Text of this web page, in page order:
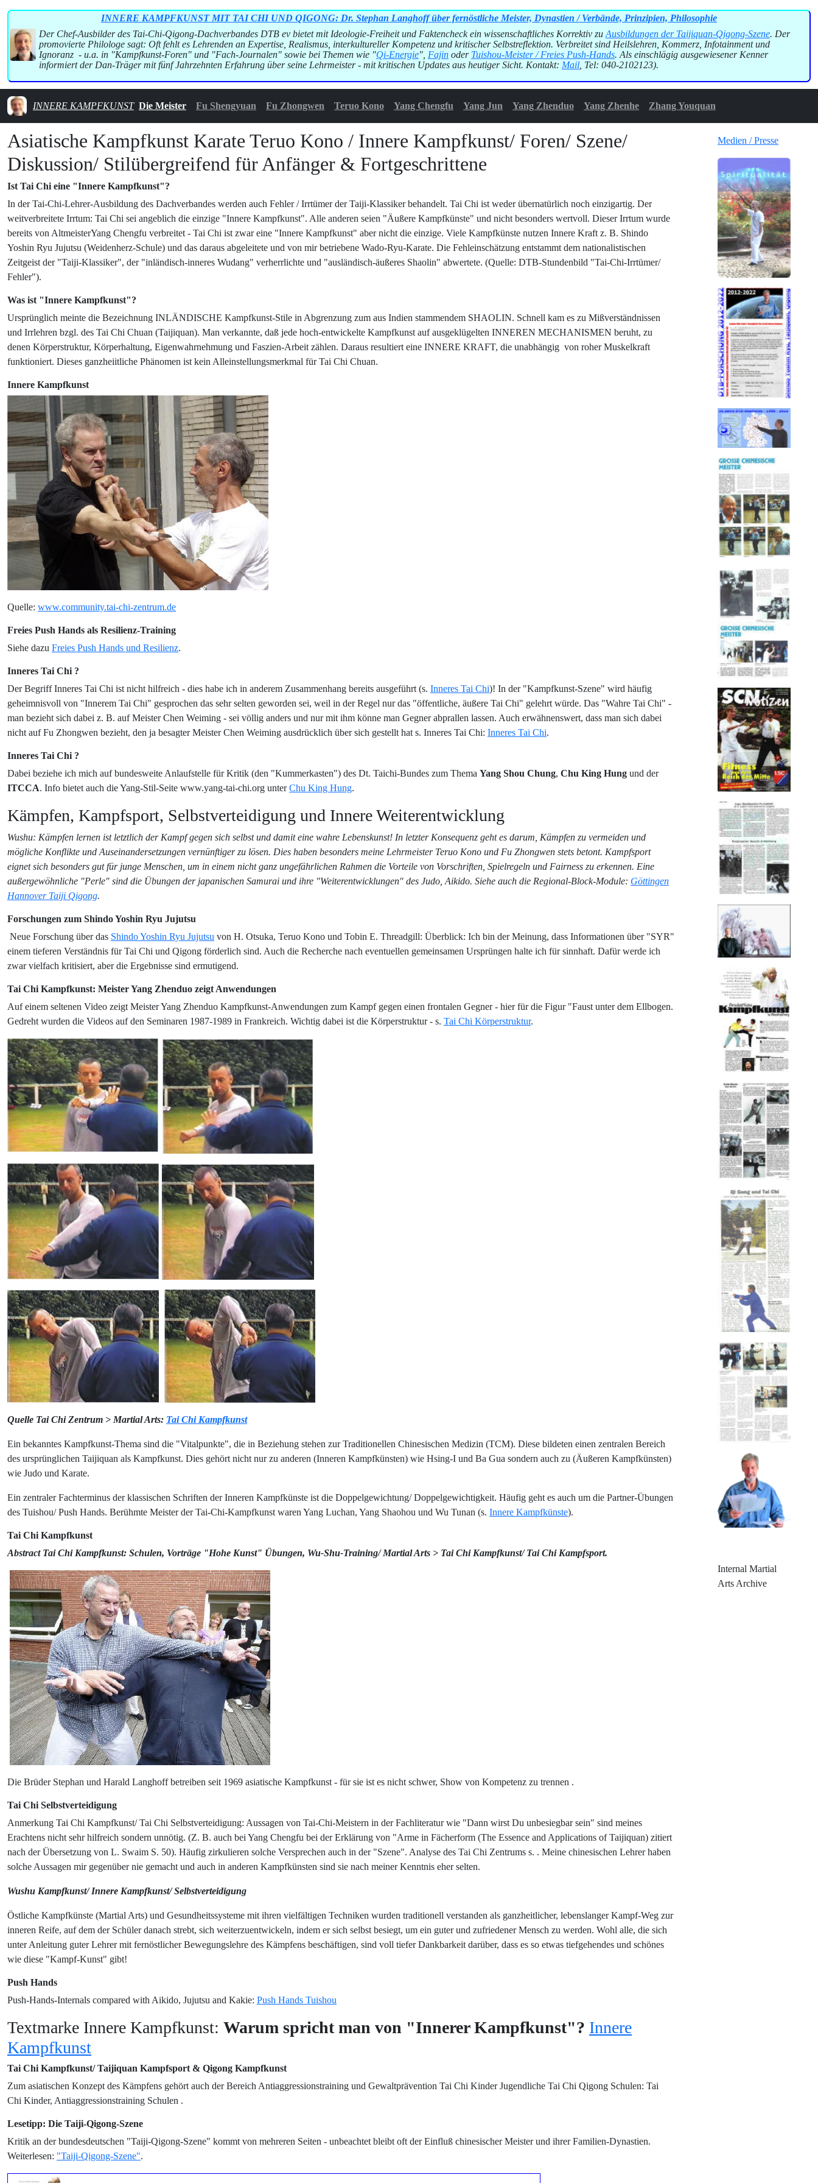
INNERE KAMPFKUNST MIT TAI CHI UND QIGONG: Dr. Stephan Langhoff über fernöstliche Meister, Dynastien / Verbände, Prinzipien, Philosophie
Der Chef-Ausbilder des Tai-Chi-Qigong-Dachverbandes DTB ev bietet mit Ideologie-Freiheit und Faktencheck ein wissenschaftliches Korrektiv zu Ausbildungen der Taijiquan-Qigong-Szene. Der
promovierte Philologe sagt: Oft fehlt es Lehrenden an Expertise, Realismus, interkultureller Kompetenz und kritischer Selbstreflektion. Verbreitet sind Heilslehren, Kommerz, Infotainment und
Ignoranz - u.a. in "Kampfkunst-Foren" und "Fach-Journalen" sowie bei Themen wie "Qi-Energie", Fajin oder Tuishou-Meister / Freies Push-Hands. Als einschlägig ausgewiesener Kenner
informiert der Dan-Träger mit fünf Jahrzehnten Erfahrung über seine Lehrmeister - mit kritischen Updates aus heutiger Sicht. Kontakt: Mail , Tel: 040-2102123).
INNERE KAMPFKUNST Die Meister Fu Shengyuan Fu Zhongwen Teruo Kono Yang Chengfu Yang Jun Yang Zhenduo Yang Zhenhe Zhang Youquan
Asiatische Kampfkunst Karate Teruo Kono / Innere Kampfkunst/ Foren/ Szene/
Diskussion/ Stilübergreifend für Anfänger & Fortgeschrittene
Ist Tai Chi eine "Innere Kampfkunst"?
In der Tai-Chi-Lehrer-Ausbildung des Dachverbandes werden auch Fehler / Irrtümer der Taiji-Klassiker behandelt. Tai Chi ist weder übernatürlich noch einzigartig. Der
weitverbreitete Irrtum: Tai Chi sei angeblich die einzige "Innere Kampfkunst". Alle anderen seien "Äußere Kampfkünste" und nicht besonders wertvoll. Dieser Irrtum wurde
bereits von AltmeisterYang Chengfu verbreitet - Tai Chi ist zwar eine "Innere Kampfkunst" aber nicht die einzige. Viele Kampfkünste nutzen Innere Kraft z. B. Shindo
Yoshin Ryu Jujutsu (Weidenherz-Schule) und das daraus abgeleitete und von mir betriebene Wado-Ryu-Karate. Die Fehleinschätzung entstammt dem nationalistischen
Zeitgeist der "Taiji-Klassiker", der "inländisch-inneres Wudang" verherrlichte und "ausländisch-äußeres Shaolin" abwertete. (Quelle: DTB-Stundenbild "Tai-Chi-Irrtümer/
Fehler").
Was ist "Innere Kampfkunst"?
Ursprünglich meinte die Bezeichnung INLÄNDISCHE Kampfkunst-Stile in Abgrenzung zum aus Indien stammendem SHAOLIN. Schnell kam es zu Mißverständnissen
und Irrlehren bzgl. des Tai Chi Chuan (Taijiquan). Man verkannte, daß jede hoch-entwickelte Kampfkunst auf ausgeklügelten INNEREN MECHANISMEN beruht, zu
denen Körperstruktur, Körperhaltung, Eigenwahrnehmung und Faszien-Arbeit zählen. Daraus resultiert eine INNERE KRAFT, die unabhängig von roher Muskelkraft
funktioniert. Dieses ganzheiitliche Phänomen ist kein Alleinstellungsmerkmal für Tai Chi Chuan.
Innere Kampfkunst
Quelle: www.community.tai-chi-zentrum.de
Freies Push Hands als Resilienz-Training
Siehe dazu Freies Push Hands und Resilienz.
Inneres Tai Chi ?
Der Begriff Inneres Tai Chi ist nicht hilfreich - dies habe ich in anderem Zusammenhang bereits ausgeführt (s. Inneres Tai Chi)! In der "Kampfkunst-Szene" wird häufig
geheimnisvoll von "Innerem Tai Chi" gesprochen das sehr selten geworden sei, weil in der Regel nur das "öffentliche, äußere Tai Chi" gelehrt würde. Das "Wahre Tai Chi" -
man bezieht sich dabei z. B. auf Meister Chen Weiming - sei völlig anders und nur mit ihm könne man Gegner abprallen lassen. Auch erwähnenswert, dass man sich dabei
nicht auf Fu Zhongwen bezieht, den ja besagter Meister Chen Weiming ausdrücklich über sich gestellt hat s. Inneres Tai Chi: Inneres Tai Chi.
Inneres Tai Chi ?
Dabei beziehe ich mich auf bundesweite Anlaufstelle für Kritik (den "Kummerkasten") des Dt. Taichi-Bundes zum Thema Yang Shou Chung, Chu King Hung und der
ITCCA. Info bietet auch die Yang-Stil-Seite www.yang-tai-chi.org unterChu King Hung.
Kämpfen, Kampfsport, Selbstverteidigung und Innere Weiterentwicklung
Wushu: Kämpfen lernen ist letztlich der Kampf gegen sich selbst und damit eine wahre Lebenskunst! In letzter Konsequenz geht es darum, Kämpfen zu vermeiden und
mögliche Konflikte und Auseinandersetzungen vernünftiger zu lösen. Dies haben besonders meine Lehrmeister Teruo Kono und Fu Zhongwen stets betont. Kampfsport
eignet sich besonders gut für junge Menschen, um in einem nicht ganz ungefährlichen Rahmen die Vorteile von Vorschriften, Spielregeln und Fairness zu erkennen. Eine
außergewöhnliche "Perle" sind die Übungen der japanischen Samurai und ihre "Weiterentwicklungen" des Judo, Aikido. Siehe auch die Regional-Block-Module: Göttingen
Hannover Taiji Qigong.
Forschungen zum Shindo Yoshin Ryu Jujutsu
Neue Forschung über das Shindo Yoshin Ryu Jujutsu von H. Otsuka, Teruo Kono und Tobin E. Threadgill: Überblick: Ich bin der Meinung, dass Informationen über "SYR"
einem tieferen Verständnis für Tai Chi und Qigong förderlich sind. Auch die Recherche nach eventuellen gemeinsamen Ursprüngen halte ich für sinnhaft. Dafür werde ich
zwar vielfach kritisiert, aber die Ergebnisse sind ermutigend.
Tai Chi Kampfkunst: Meister Yang Zhenduo zeigt Anwendungen
Auf einem seltenen Video zeigt Meister Yang Zhenduo Kampfkunst-Anwendungen zum Kampf gegen einen frontalen Gegner - hier für die Figur "Faust unter dem Ellbogen.
Gedreht wurden die Videos auf den Seminaren 1987-1989 in Frankreich. Wichtig dabei ist die Körperstruktur - s. Tai Chi Körperstruktur.
Quelle Tai Chi Zentrum > Martial Arts: Tai Chi Kampfkunst
Ein bekanntes Kampfkunst-Thema sind die "Vitalpunkte", die in Beziehung stehen zur Traditionellen Chinesischen Medizin (TCM). Diese bildeten einen zentralen Bereich
des ursprünglichen Taijiquan als Kampfkunst. Dies gehört nicht nur zu anderen (Inneren Kampfkünsten) wie Hsing-I und Ba Gua sondern auch zu (Äußeren Kampfkünsten)
wie Judo und Karate.
Ein zentraler Fachterminus der klassischen Schriften der Inneren Kampfkünste ist die Doppelgewichtung/ Doppelgewichtigkeit. Häufig geht es auch um die Partner-Übungen
des Tuishou/ Push Hands. Berühmte Meister der Tai-Chi-Kampfkunst waren Yang Luchan, Yang Shaohou und Wu Tunan (s. Innere Kampfkünste).
Tai Chi Kampfkunst
Abstract Tai Chi Kampfkunst: Schulen, Vorträge "Hohe Kunst" Übungen, Wu-Shu-Training/ Martial Arts > Tai Chi Kampfkunst/ Tai Chi Kampfsport.
Die Brüder Stephan und Harald Langhoff betreiben seit 1969 asiatische Kampfkunst - für sie ist es nicht schwer, Show von Kompetenz zu trennen .
Tai Chi Selbstverteidigung
Anmerkung Tai Chi Kampfkunst/ Tai Chi Selbstverteidigung: Aussagen von Tai-Chi-Meistern in der Fachliteratur wie "Dann wirst Du unbesiegbar sein" sind meines
Erachtens nicht sehr hilfreich sondern unnötig. (Z. B. auch bei Yang Chengfu bei der Erklärung von "Arme in Fächerform (The Essence and Applications of Taijiquan) zitiert
nach der Übersetzung von L. Swaim S. 50). Häufig zirkulieren solche Versprechen auch in der "Szene". Analyse des Tai Chi Zentrums s. . Meine chinesischen Lehrer haben
solche Aussagen mir gegenüber nie gemacht und auch in anderen Kampfkünsten sind sie nach meiner Kenntnis eher selten.
Wushu Kampfkunst/ Innere Kampfkunst/ Selbstverteidigung
Östliche Kampfkünste (Martial Arts) und Gesundheitssysteme mit ihren vielfältigen Techniken wurden traditionell verstanden als ganzheitlicher, lebenslanger Kampf-Weg zur
inneren Reife, auf dem der Schüler danach strebt, sich weiterzuentwickeln, indem er sich selbst besiegt, um ein guter und zufriedener Mensch zu werden. Wohl alle, die sich
unter Anleitung guter Lehrer mit fernöstlicher Bewegungslehre des Kämpfens beschäftigen, sind voll tiefer Dankbarkeit darüber, dass es so etwas tiefgehendes und schönes
wie diese "Kampf-Kunst" gibt!
Push Hands
Push-Hands-Internals compared with Aikido, Jujutsu and Kakie: Push Hands Tuishou
Textmarke Innere Kampfkunst: Warum spricht man von "Innerer Kampfkunst"? Innere
Kampfkunst
Tai Chi Kampfkunst/ Taijiquan Kampfsport & Qigong Kampfkunst
Zum asiatischen Konzept des Kämpfens gehört auch der Bereich Antiaggressionstraining und Gewaltprävention Tai Chi Kinder Jugendliche Tai Chi Qigong Schulen: Tai
Chi Kinder, Antiaggressionstraining Schulen .
Lesetipp: Die Taiji-Qigong-Szene
Kritik an der bundesdeutschen "Taiji-Qigong-Szene" kommt von mehreren Seiten - unbeachtet bleibt oft der Einfluß chinesischer Meister und ihrer Familien-Dynastien.
Weiterlesen: "Taiji-Qigong-Szene".
Medien / Presse
Internal Martial
Arts Archive